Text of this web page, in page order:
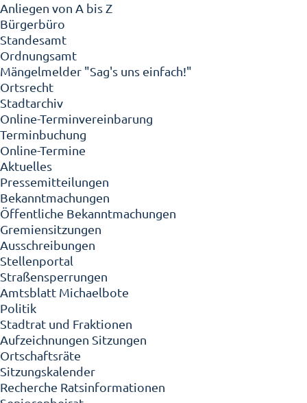
Anliegen von A bis Z
Bürgerbüro
Standesamt
Ordnungsamt
Mängelmelder "Sag's uns einfach!"
Ortsrecht
Stadtarchiv
Online-Terminvereinbarung
Terminbuchung
Online-Termine
Aktuelles
Pressemitteilungen
Bekanntmachungen
Öffentliche Bekanntmachungen
Gremiensitzungen
Ausschreibungen
Stellenportal
Straßensperrungen
Amtsblatt Michaelbote
Politik
Stadtrat und Fraktionen
Aufzeichnungen Sitzungen
Ortschaftsräte
Sitzungskalender
Recherche Ratsinformationen